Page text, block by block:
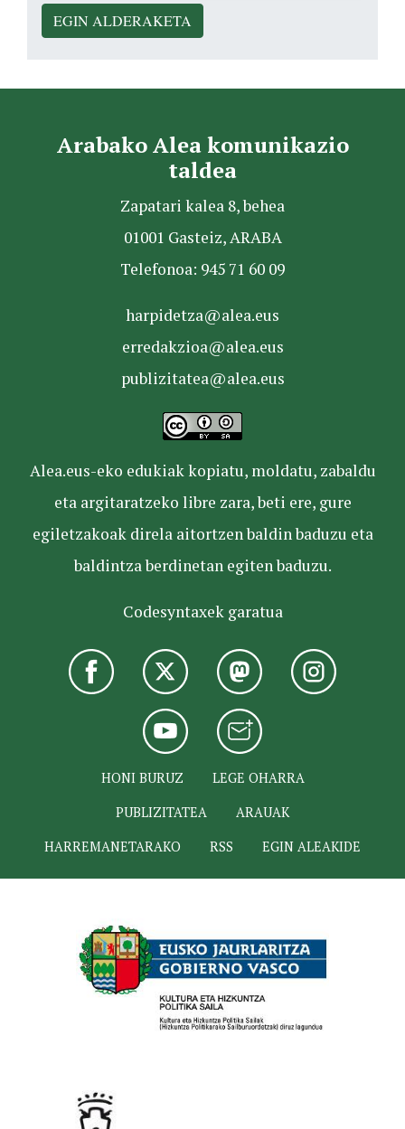
EGIN ALDERAKETA
Arabako Alea komunikazio
taldea
Zapatari kalea 8, behea
01001 Gasteiz, ARABA
Telefonoa: 945 71 60 09
harpidetza@alea.eus
erredakzioa@alea.eus
publizitatea@alea.eus
Alea.eus-eko edukiak kopiatu, moldatu, zabaldu
eta argitaratzeko libre zara, beti ere, gure
egiletzakoak direla aitortzen baldin baduzu eta
baldintza berdinetan egiten baduzu.
Codesyntaxek garatua
HONI BURUZ
LEGE OHARRA
PUBLIZITATEA
ARAUAK
HARREMANETARAKO
RSS EGIN ALEAKIDE